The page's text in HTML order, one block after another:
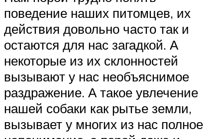
поведение наших питомцев, их
действия довольно часто так и
остаются для нас загадкой. А
некоторые из их склонностей
вызывают у нас необъяснимое
раздражение. А такое увлечение
нашей собаки как рытье земли,
вызывает у многих из нас полное